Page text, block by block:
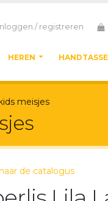
/ registreren
HEREN
meisjes
de catalogus